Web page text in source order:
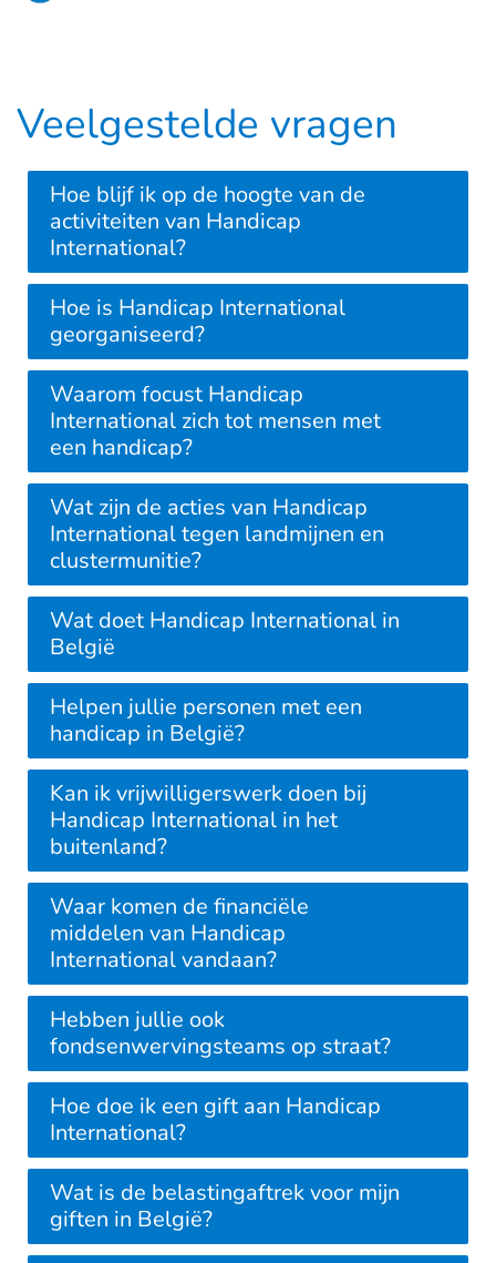
Veelgestelde vragen
Hoe blijf ik op de hoogte van de
activiteiten van Handicap
International?
Hoe is Handicap International
georganiseerd?
Waarom focust Handicap
International zich tot mensen met
een handicap?
Wat zijn de acties van Handicap
International tegen landmijnen en
clustermunitie?
Wat doet Handicap International in
België
Helpen jullie personen met een
handicap in België?
Kan ik vrijwilligerswerk doen bij
Handicap International in het
buitenland?
Waar komen de financiële
middelen van Handicap
International vandaan?
Hebben jullie ook
fondsenwervingsteams op straat?
Hoe doe ik een gift aan Handicap
International?
Wat is de belastingaftrek voor mijn
giften in België?